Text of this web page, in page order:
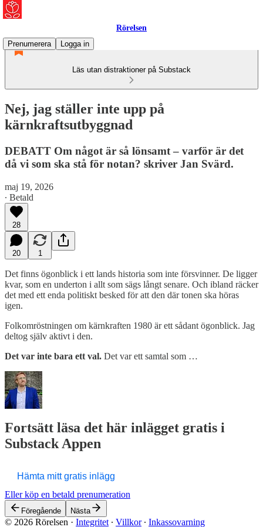
Rörelsen
Prenumerera
Logga in
Läs utan distraktioner på Substack
Nej, jag ställer inte upp på
kärnkraftsutbyggnad
DEBATT Om något är så lönsamt – varför är det
då vi som ska stå för notan? skriver Jan Svärd.
maj 19, 2026
∙ Betald
28
20 1
Det finns ögonblick i ett lands historia som inte försvinner. De ligger
kvar, som en underton i allt som sägs långt senare. Och ibland räcker
det med ett enda politiskt besked för att den där tonen ska höras
igen.
Folkomröstningen om kärnkraften 1980 är ett sådant ögonblick. Jag
deltog själv aktivt i den.
Det var inte bara ett val. Det var ett samtal som …
Fortsätt läsa det här inlägget gratis i
Substack Appen
Hämta mitt gratis inlägg
Eller köp en betald prenumeration
Föregående Nästa
© 2026 Rörelsen · Integritet ∙ Villkor∙ Inkassovarning